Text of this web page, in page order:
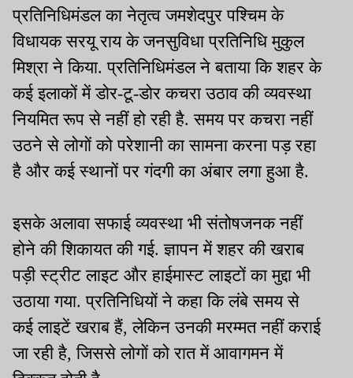
प्रतिनिधिमंडल का नेतृत्व जमशेदपुर पश्चिम के
विधायक सरयू राय के जनसुविधा प्रतिनिधि मुकुल
मिश्रा ने किया. प्रतिनिधिमंडल ने बताया कि शहर के
कई इलाकों में डोर-टू-डोर कचरा उठाव की व्यवस्था
नियमित रूप से नहीं हो रही है. समय पर कचरा नहीं
उठने से लोगों को परेशानी का सामना करना पड़ रहा
है और कई स्थानों पर गंदगी का अंबार लगा हुआ है.
इसके अलावा सफाई व्यवस्था भी संतोषजनक नहीं
होने की शिकायत की गई. ज्ञापन में शहर की खराब
पड़ी स्ट्रीट लाइट और हाईमास्ट लाइटों का मुद्दा भी
उठाया गया. प्रतिनिधियों ने कहा कि लंबे समय से
कई लाइटें खराब हैं, लेकिन उनकी मरम्मत नहीं कराई
जा रही है, जिससे लोगों को रात में आवागमन में